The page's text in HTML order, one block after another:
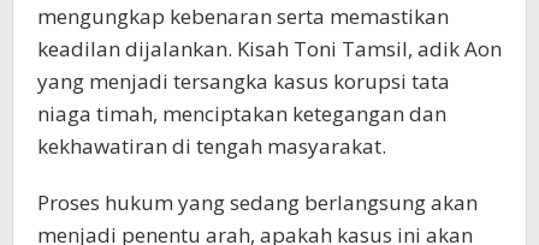
mengungkap kebenaran serta memastikan
keadilan dijalankan. Kisah Toni Tamsil, adik Aon
yang menjadi tersangka kasus korupsi tata
niaga timah, menciptakan ketegangan dan
kekhawatiran di tengah masyarakat.
Proses hukum yang sedang berlangsung akan
menjadi penentu arah, apakah kasus ini akan